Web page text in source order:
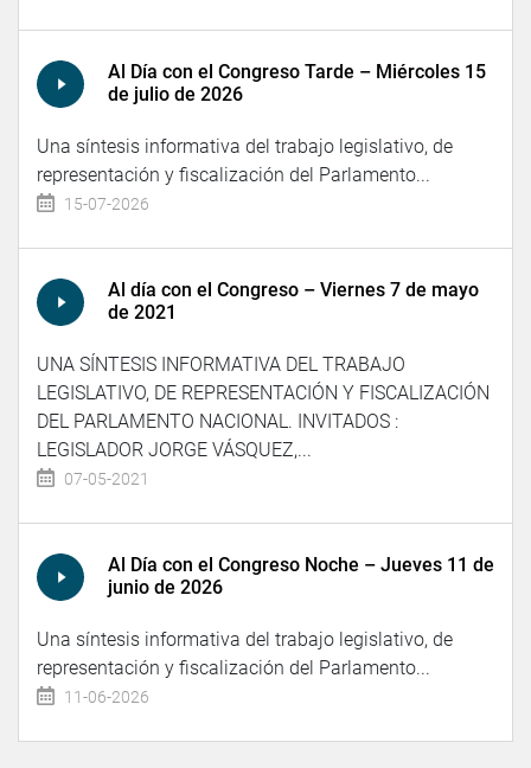
Al Día con el Congreso Tarde – Miércoles 15
de julio de 2026
Una síntesis informativa del trabajo legislativo, de
representación y fiscalización del Parlamento...
15-07-2026
Al día con el Congreso – Viernes 7 de mayo
de 2021
UNA SÍNTESIS INFORMATIVA DEL TRABAJO
LEGISLATIVO, DE REPRESENTACIÓN Y FISCALIZACIÓN
DEL PARLAMENTO NACIONAL. INVITADOS :
LEGISLADOR JORGE VÁSQUEZ,...
07-05-2021
Al Día con el Congreso Noche – Jueves 11 de
junio de 2026
Una síntesis informativa del trabajo legislativo, de
representación y fiscalización del Parlamento...
11-06-2026